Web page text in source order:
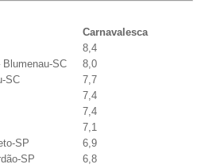
Blumenau-SC
SC
SP
SP
Carnavalesca
8,4
8,0
7,7
7,4
7,4
7,1
6,9
6,8